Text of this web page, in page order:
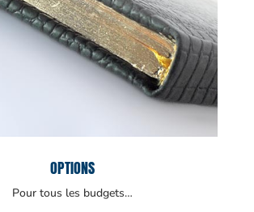
OPTIONS
Pour tous les budgets…